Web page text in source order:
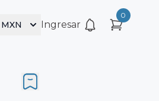
MXN Ingresar
0